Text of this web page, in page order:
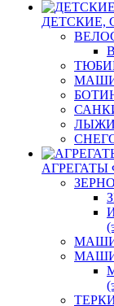
ДЕТСКИЕ,
ЛЫЖИ
АГРЕГАТЫ